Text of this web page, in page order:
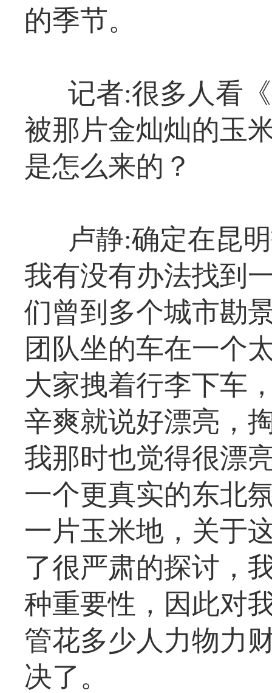
的季节。
记者:很多人看
被那片金灿灿的玉
是怎么来的？
卢静:确定在昆
我有没有办法找到
们曾到多个城市勘
团队坐的车在一个
大家拽着行李下车
辛爽就说好漂亮，
我那时也觉得很漂
一个更真实的东北
一片玉米地，关于
了很严肃的探讨，
种重要性，因此对
管花多少人力物力
决了。